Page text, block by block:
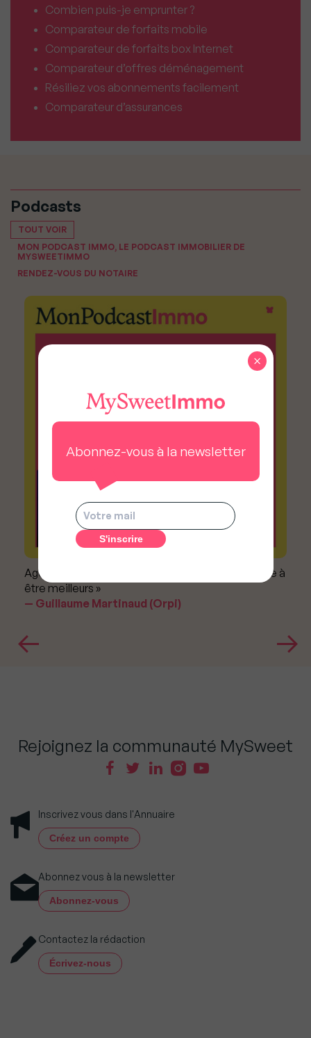
Combien puis-je emprunter ?
Comparateur de forfaits mobile
Comparateur de forfaits box Internet
Comparateur d’offres déménagement
Résiliez vos abonnements facilement
Comparateur d’assurances
Podcasts
TOUT VOIR
MON PODCAST IMMO, LE PODCAST IMMOBILIER DE
MYSWEETIMMO
RENDEZ-VOUS DU NOTAIRE
Agents immobiliers : « La concurrence nous oblige à
être meilleurs »
Guillaume Martinaud (Orpi)
Rejoignez la communauté MySweet
Inscrivez vous dans l'Annuaire
Créez un compte
Abonnez vous à la newsletter
Abonnez-vous
Contactez la rédaction
Écrivez-nous
Abonnez-vous à la newsletter
×